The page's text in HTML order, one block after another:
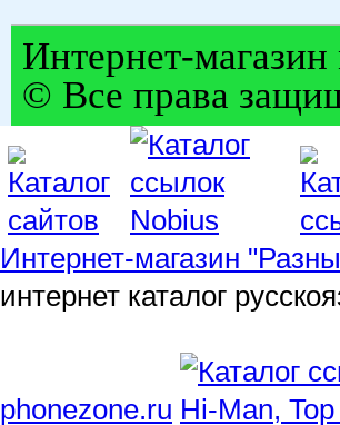
Интернет-
© Все права
Интернет-магазин
интернет каталог
phonezone.ru